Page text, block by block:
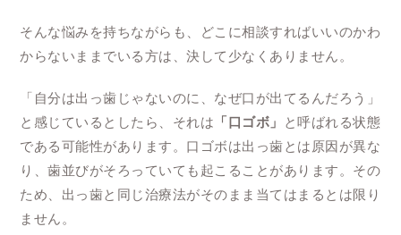
そんな悩みを持ちながらも、どこに相談すればいいのかわ
からないままでいる方は、決して少なくありません。
「自分は出っ歯じゃないのに、なぜ口が出てるんだろう」
と感じているとしたら、それは 「口ゴボ」
と呼ばれる状態
である可能性があります。口ゴボは出っ歯とは原因が異な
り、歯並びがそろっていても起こることがあります。その
ため、出っ歯と同じ治療法がそのまま当てはまるとは限り
ません。